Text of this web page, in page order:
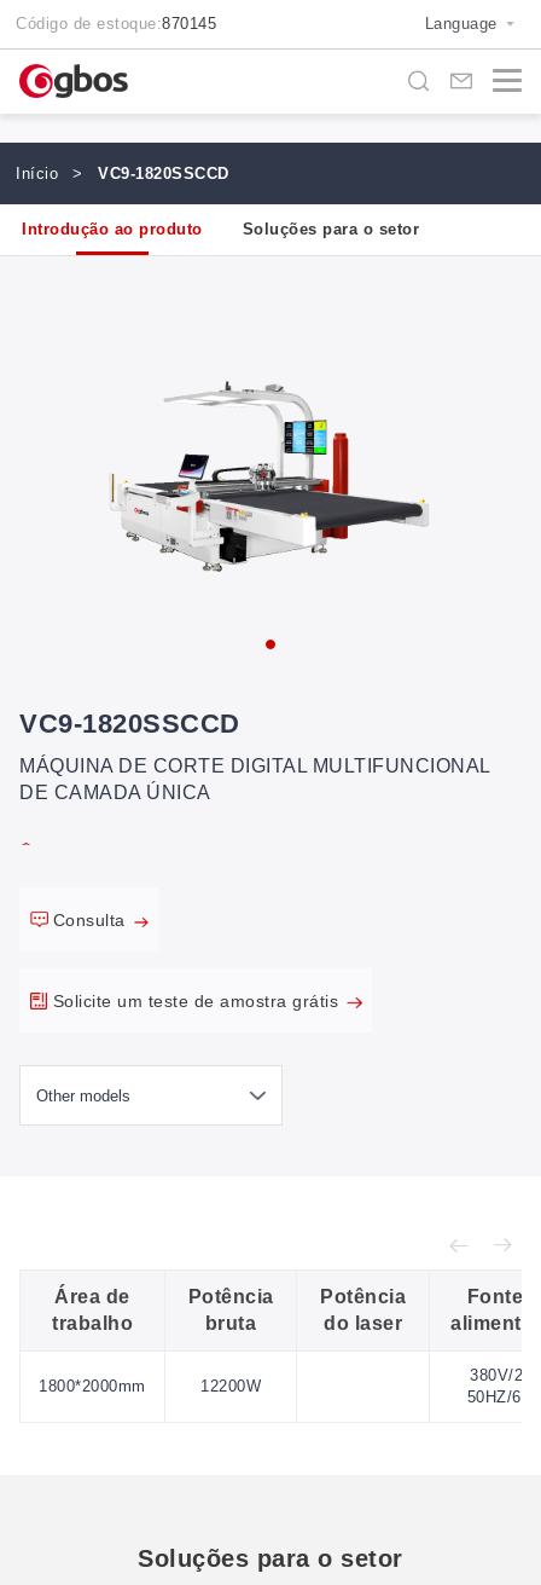
Código de estoque:870145 Language
Início > VC9-1820SSCCD
Introdução ao produto Soluções para o setor
VC9-1820SSCCD
MÁQUINA DE CORTE DIGITAL MULTIFUNCIONAL
DE CAMADA ÚNICA
Consulta
Solicite um teste de amostra grátis
Área de
trabalho
Potência
bruta
Potência
do laser
Fonte
1800*2000mm 12200W
380V/
50HZ/
Soluções para o setor